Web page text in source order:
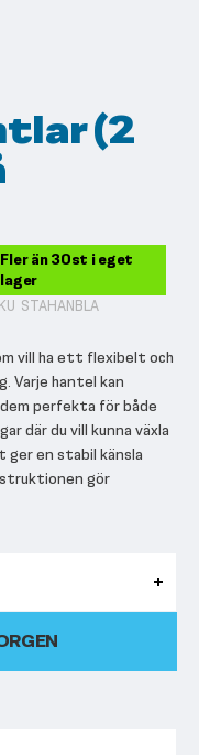
(2
Fler än 30st i eget
lager
STAHANBLA
vill ha ett flexibelt och
Varje hantel kan
perfekta för både
där du vill kunna växla
en stabil känsla
gör